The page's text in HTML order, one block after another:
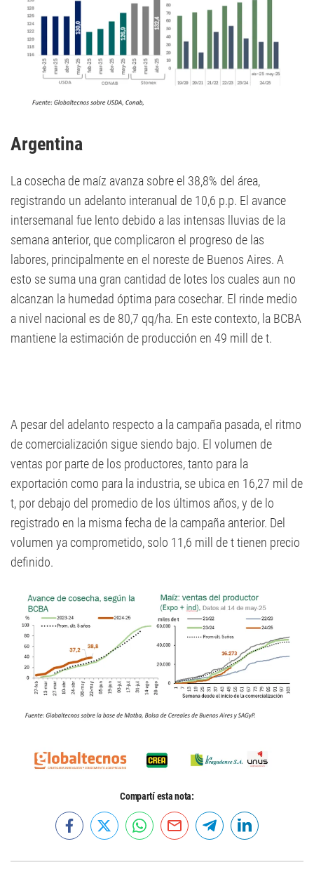
Argentina
La cosecha de maíz avanza sobre el 38,8% del área,
registrando un adelanto interanual de 10,6 p.p. El avance
intersemanal fue lento debido a las intensas lluvias de la
semana anterior, que complicaron el progreso de las
labores, principalmente en el noreste de Buenos Aires. A
esto se suma una gran cantidad de lotes los cuales aun no
alcanzan la humedad óptima para cosechar. El rinde medio
a nivel nacional es de 80,7 qq/ha. En este contexto, la BCBA
mantiene la estimación de producción en 49 mill de t.
A pesar del adelanto respecto a la campaña pasada, el ritmo
de comercialización sigue siendo bajo. El volumen de
ventas por parte de los productores, tanto para la
exportación como para la industria, se ubica en 16,27 mil de
t, por debajo del promedio de los últimos años, y de lo
registrado en la misma fecha de la campaña anterior. Del
volumen ya comprometido, solo 11,6 mill de t tienen precio
definido.
Compartí esta nota: